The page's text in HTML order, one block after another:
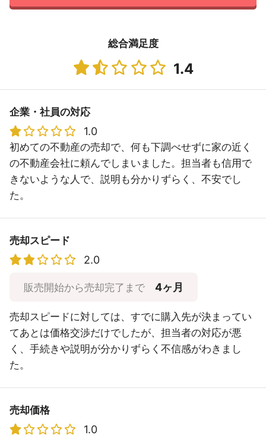
総合満足度
1.4
企業・社員の対応
1.0
初めての不動産の売却で、何も下調べせずに家の近く
の不動産会社に頼んでしまいました。担当者も信用で
きないような人で、説明も分かりずらく、不安でし
た。
売却スピード
2.0
販売開始から売却完了まで 4ヶ月
売却スピードに対しては、すでに購入先が決まってい
てあとは価格交渉だけでしたが、担当者の対応が悪
く、手続きや説明が分かりずらく不信感がわきまし
た。
売却価格
1.0